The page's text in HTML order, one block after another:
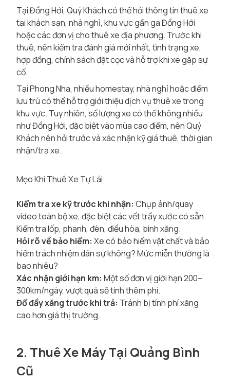
Tại Đồng Hới, Quý Khách có thể hỏi thông tin thuê xe
tại khách sạn, nhà nghỉ, khu vực gần ga Đồng Hới
hoặc các đơn vị cho thuê xe địa phương. Trước khi
thuê, nên kiểm tra đánh giá mới nhất, tình trạng xe,
hợp đồng, chính sách đặt cọc và hỗ trợ khi xe gặp sự
cố.
Tại Phong Nha, nhiều homestay, nhà nghỉ hoặc điểm
lưu trú có thể hỗ trợ giới thiệu dịch vụ thuê xe trong
khu vực. Tuy nhiên, số lượng xe có thể không nhiều
như Đồng Hới, đặc biệt vào mùa cao điểm, nên Quý
Khách nên hỏi trước và xác nhận kỹ giá thuê, thời gian
nhận/trả xe.
Mẹo Khi Thuê Xe Tự Lái
Kiểm tra xe kỹ trước khi nhận: Chụp ảnh/quay
video toàn bộ xe, đặc biệt các vết trầy xước có sẵn.
Kiểm tra lốp, phanh, đèn, điều hòa, bình xăng.
Hỏi rõ về bảo hiểm: Xe có bảo hiểm vật chất và bảo
hiểm trách nhiệm dân sự không? Mức miễn thường là
bao nhiêu?
Xác nhận giới hạn km: Một số đơn vị giới hạn 200–
300km/ngày, vượt quá sẽ tính thêm phí.
Đổ đầy xăng trước khi trả: Tránh bị tính phí xăng
cao hơn giá thị trường.
2. Thuê Xe Máy Tại Quảng Bình
Cũ